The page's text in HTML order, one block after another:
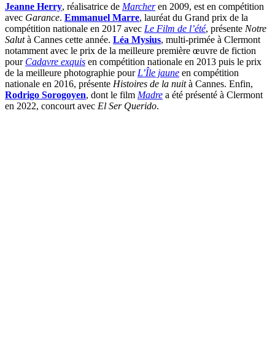
Jeanne Herry, réalisatrice de Marcheren 2009, est en compétition
avec Garance. Emmanuel Marre, lauréat du Grand prix de la
compétition nationale en 2017 avec Le Film de l’été, présente Notre
Salutà Cannes cette année. Léa Mysius, multi-primée à Clermont
notamment avec le prix de la meilleure première œuvre de fiction
pour Cadavre exquis en compétition nationale en 2013 puis le prix
de la meilleure photographie pour L’Île jaune en compétition
nationale en 2016, présente Histoires de la nuità Cannes. Enfin,
Rodrigo Sorogoyen, dont le film Madre a été présenté à Clermont
en 2022, concourt avec El Ser Querido.